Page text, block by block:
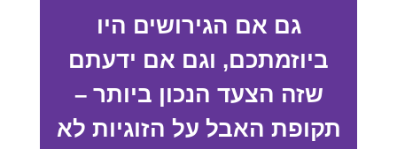
גם אם הגירושים היו
ביוזמתכם, וגם אם ידעתם
שזה הצעד הנכון ביותר –
תקופת האבל על הזוגיות לא